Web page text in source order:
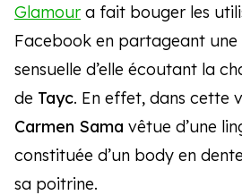
Glamour a fait bouger les
Facebook en partageant une
sensuelle d’elle écoutant la
de Tayc. En effet, dans cette
Carmen Sama vêtue d’une
constituée d’un body en
sa poitrine.